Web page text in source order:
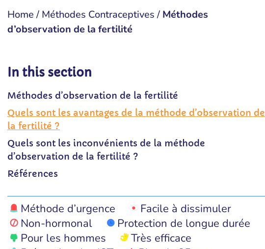
Home/ Méthodes Contraceptives/ Méthodes
d’observation de la fertilité
In this section
Méthodes d’observation de la fertilité
Quels sont les avantages de la méthode d’observation de
la fertilité ?
Quels sont les inconvénients de la méthode
d’observation de la fertilité ?
Références
Méthode d’urgence
Facile à dissimuler
Non-hormonal
Protection de longue durée
Pour les hommes
Très efficace